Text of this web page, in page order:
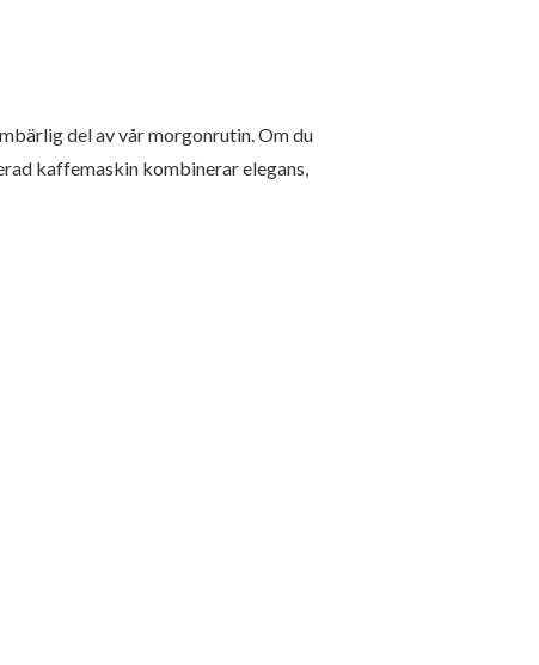
del av vår morgonrutin. Om du
kaffemaskin kombinerar elegans,